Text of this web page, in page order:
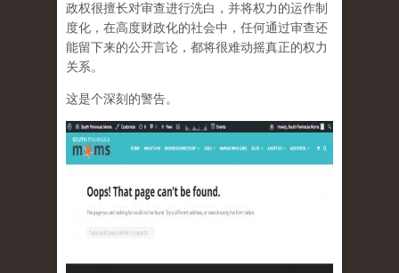
政权很擅长对审查进行洗白，并将权力的运作制
度化，在高度财政化的社会中，任何通过审查还
能留下来的公开言论，都将很难动摇真正的权力
关系。
这是个深刻的警告。